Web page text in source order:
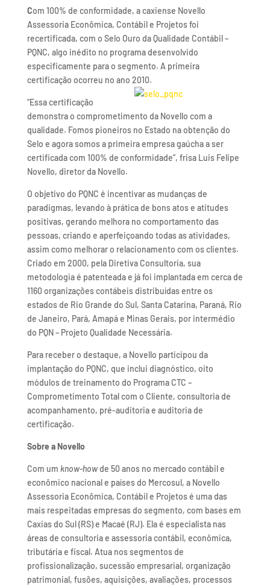
Com 100% de conformidade, a caxiense Novello
Assessoria Econômica, Contábil e Projetos foi
recertificada, com o Selo Ouro da Qualidade Contábil –
PQNC, algo inédito no programa desenvolvido
especificamente para o segmento. A primeira
certificação ocorreu no ano 2010.
“Essa certificação
demonstra o comprometimento da Novello com a
qualidade. Fomos pioneiros no Estado na obtenção do
Selo e agora somos a primeira empresa gaúcha a ser
certificada com 100% de conformidade”, frisa Luis Felipe
Novello, diretor da Novello.
O objetivo do PQNC é incentivar as mudanças de
paradigmas, levando à prática de bons atos e atitudes
positivas, gerando melhora no comportamento das
pessoas, criando e aperfeiçoando todas as atividades,
assim como melhorar o relacionamento com os clientes.
Criado em 2000, pela Diretiva Consultoria, sua
metodologia é patenteada e já foi implantada em cerca de
1160 organizações contábeis distribuídas entre os
estados de Rio Grande do Sul, Santa Catarina, Paraná, Rio
de Janeiro, Pará, Amapá e Minas Gerais, por intermédio
do PQN – Projeto Qualidade Necessária.
Para receber o destaque, a Novello participou da
implantação do PQNC, que inclui diagnóstico, oito
módulos de treinamento do Programa CTC –
Comprometimento Total com o Cliente, consultoria de
acompanhamento, pré-auditoria e auditoria de
certificação.
Sobre a Novello
Com um know-howde 50 anos no mercado contábil e
econômico nacional e países do Mercosul, a Novello
Assessoria Econômica, Contábil e Projetos é uma das
mais respeitadas empresas do segmento, com bases em
Caxias do Sul (RS) e Macaé (RJ). Ela é especialista nas
áreas de consultoria e assessoria contábil, econômica,
tributária e fiscal. Atua nos segmentos de
profissionalização, sucessão empresarial, organização
patrimonial, fusões, aquisições, avaliações, processos